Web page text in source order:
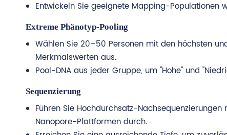
Entwickeln Sie geeignete Mapping-Populationen
Extreme Phänotyp-Pooling
Wählen Sie 20–50 Personen mit den höchsten
Merkmalswerten aus.
Pool-DNA aus jeder Gruppe, um "Hohe" und
Sequenzierung
Führen Sie Hochdurchsatz-
Nanopore-Plattformen durch.